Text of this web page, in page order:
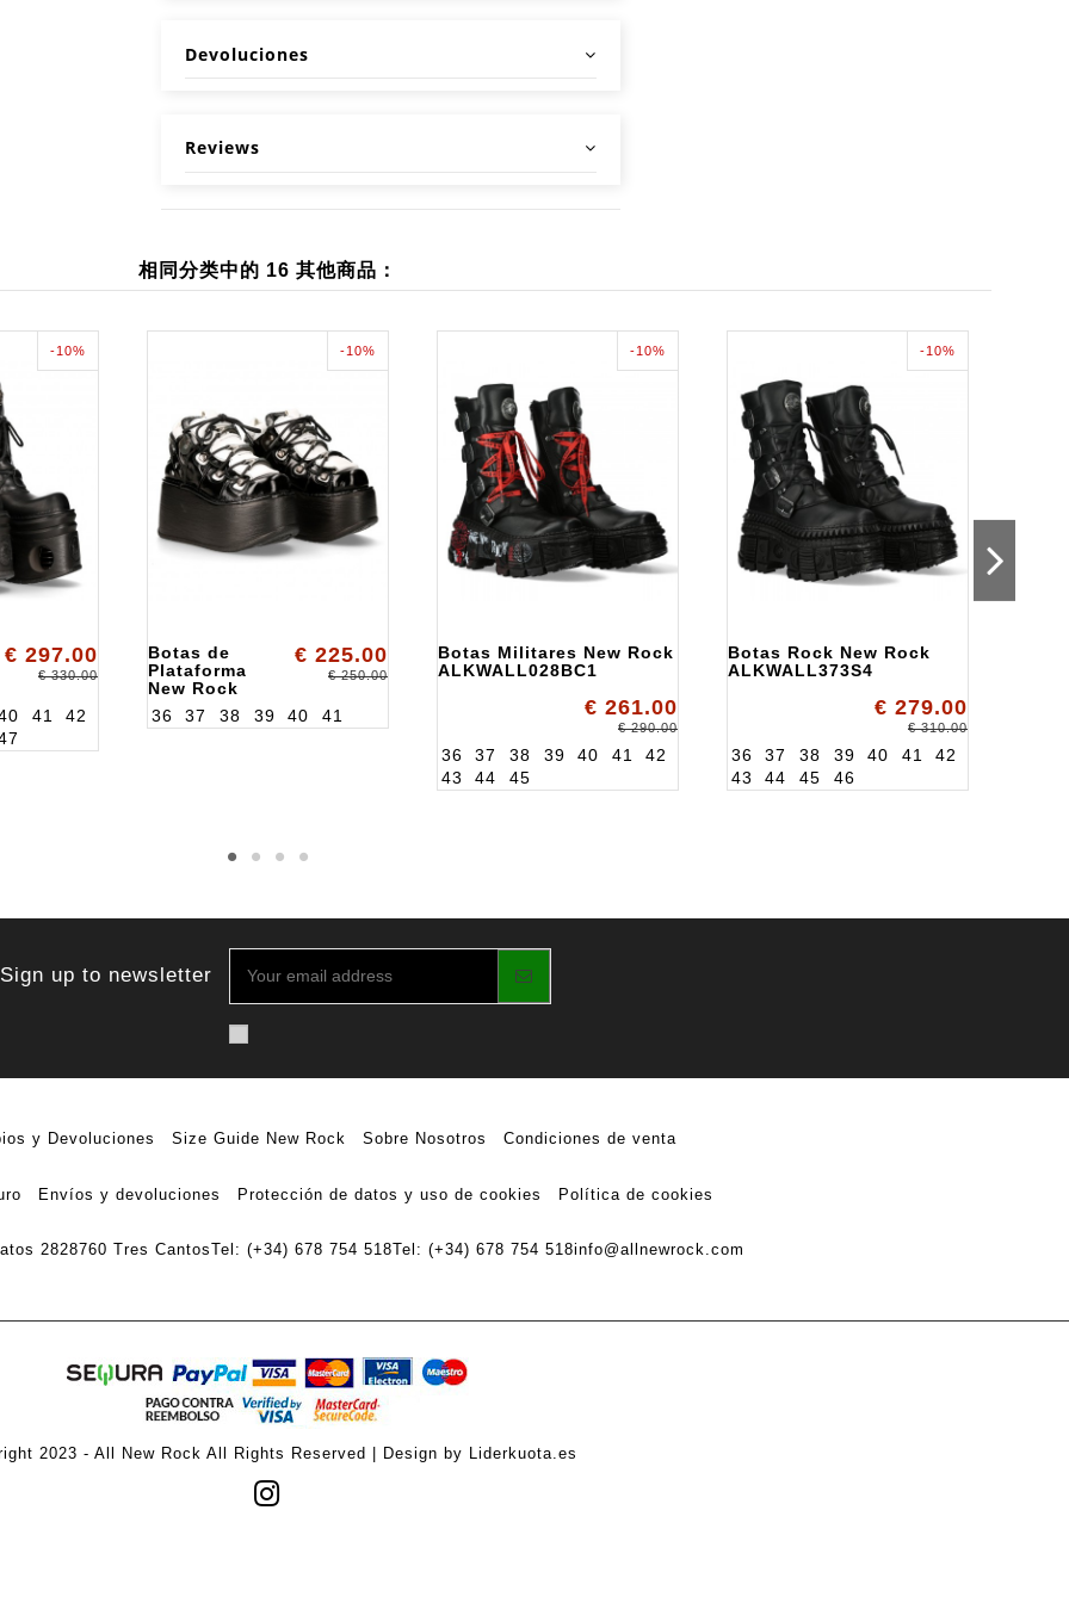
Devoluciones
Reviews
相同分类中的 16 其他商品：
-10%
€ 297.00
€ 330.00
41
42
-10%
Botas de
Plataforma
New Rock
ALK106S118
€ 225.00
€ 250.00
36 37 38 39 40 41
-10%
Botas Militares New Rock
ALKWALL028BC1
€ 261.00
€ 290.00
36 37 38 39 40 41
42
43
44 45
-10%
Botas Rock New Rock
ALKWALL373S4
€ 279.00
€ 310.00
36 37 38 39 40 41
42
43
44 45 46
Sign up to newsletter
y Devoluciones Size Guide New Rock Sobre Nosotros Condiciones de venta
Envíos y devoluciones Protección de datos y uso de cookies Política de cookies
2828760 Tres CantosTel: (+34) 678 754 518Tel: (+34) 678 754 518info@allnewrock.com
2023 - All New Rock All Rights Reserved | Design by Liderkuota.es